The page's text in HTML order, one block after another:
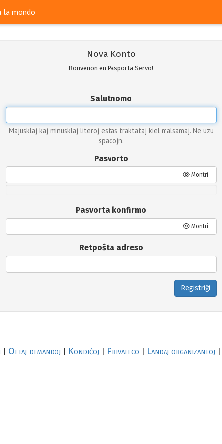
la mondo
Nova Konto
Bonvenon en Pasporta Servo!
Salutnomo
Majusklaj kaj minusklaj literoj estas traktataj kiel malsamaj. Ne uzu
spacojn.
Pasvorto
Montri
Pasvorta konfirmo
Montri
Retpoŝta adreso
Registriĝi
Oftaj demandoj Kondiĉoj Privateco Landaj organizantoj